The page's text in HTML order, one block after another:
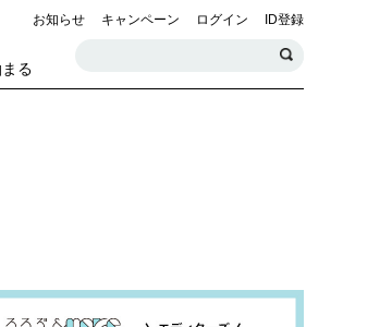
お知らせ キャンペーン ログイン ID登録
る